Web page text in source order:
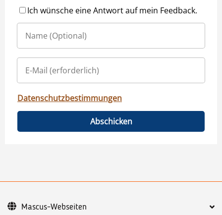
Ich wünsche eine Antwort auf mein Feedback.
Datenschutzbestimmungen
Abschicken
Mascus-Webseiten